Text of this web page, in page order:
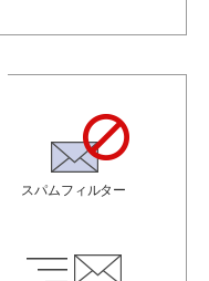
スパムフィルター